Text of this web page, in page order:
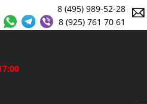
8 (495) 989-52-28
8 (925) 761 70 61